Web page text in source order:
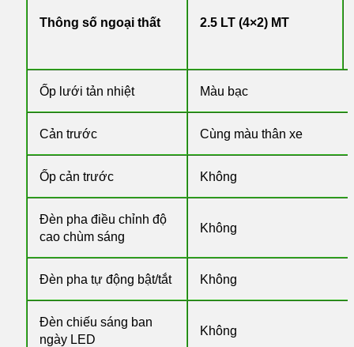
Thông số ngoại thất 2.5 LT (4×2) MT
Ốp lưới tản nhiệt Màu bạc
Cản trước Cùng màu thân xe
Ốp cản trước Không
Đèn pha điều chỉnh độ
cao chùm sáng
Không
Đèn pha tự động bật/tắt Không
Đèn chiếu sáng ban
ngày LED
Không